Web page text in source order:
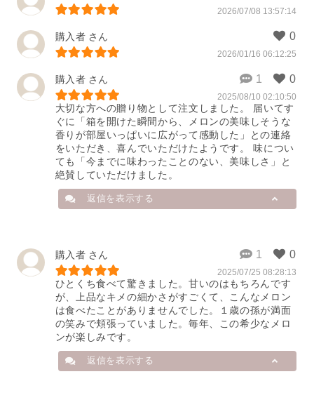
2026/07/08 13:57:14
購入者
2026/01/16 06:12:25
購入者
2025/08/10 02:10:50
大切な方への贈り物として注文しました。 届いてす
ぐに「箱を開けた瞬間から、メロンの美味しそうな
香りが部屋いっぱいに広がって感動した」との連絡
をいただき、喜んでいただけたようです。 味につい
ても「今までに味わったことのない、美味しさ」と
絶賛していただけました。
返信を表示する
店舗から
この度は、大切な方への贈り物に浦
臼キングメルティーをお選びいただ
き、心より感謝申し上げます。
「今まで味わったことがない」とい
うお言葉をいただき、生産者一同、
大変嬉しく思っております。お気づ
き頂いたキングメルティーの芳醇な
香りは、まさにこだわりのポイント
購入者
2025/07/25 08:28:13
ひとくち食べて驚きました。甘いのはもちろんです
が、上品なキメの細かさがすごくて、こんなメロン
は食べたことがありませんでした。１歳の孫が満面
の笑みで頬張っていました。毎年、この希少なメロ
ンが楽しみです。
返信を表示する